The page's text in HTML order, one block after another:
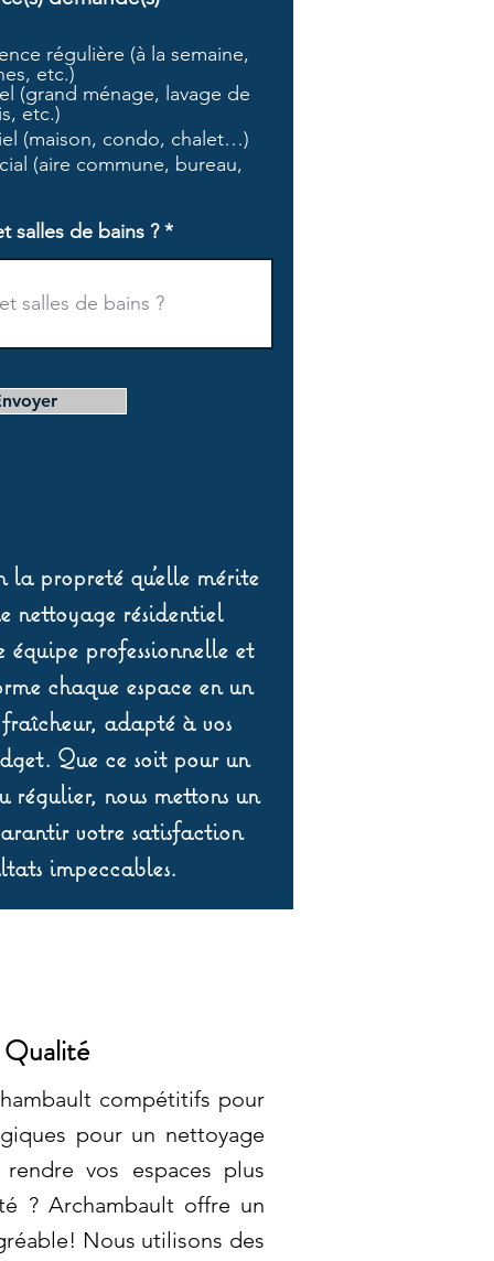
i
a
o
i
régulière (à la semaine,
etc.)
(grand ménage, lavage de
etc.)
(maison, condo, chalet…)
(aire commune, bureau,
salles de bains ?
propreté qu’elle mérite
nettoyage résidentiel
professionnelle et
chaque espace en un
adapté à vos
Que ce soit pour un
régulier, nous mettons un
votre satisfaction
impeccables.
Qualité
compétitifs pour
pour un nettoyage
vos espaces plus
? Archambault offre un
Nous utilisons des